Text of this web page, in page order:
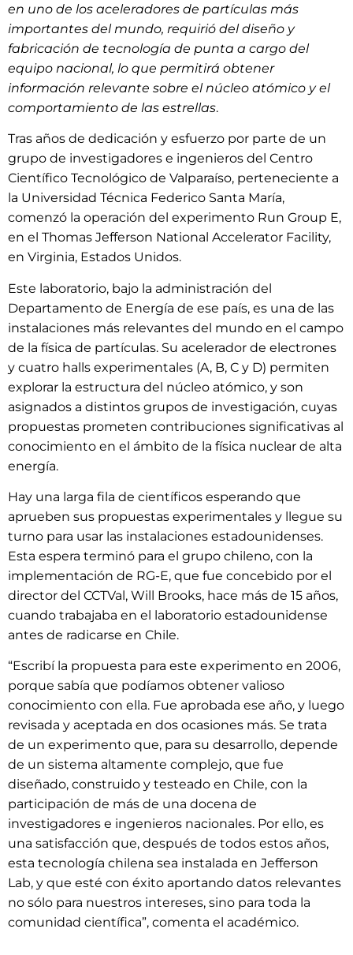
en uno de los aceleradores de partículas más
importantes del mundo, requirió del diseño y
fabricación de tecnología de punta a cargo del
equipo nacional, lo que permitirá obtener
información relevante sobre el núcleo atómico y el
comportamiento de las estrellas.
Tras años de dedicación y esfuerzo por parte de un
grupo de investigadores e ingenieros del Centro
Científico Tecnológico de Valparaíso, perteneciente a
la Universidad Técnica Federico Santa María,
comenzó la operación del experimento Run Group E,
en el Thomas Jefferson National Accelerator Facility,
en Virginia, Estados Unidos.
Este laboratorio, bajo la administración del
Departamento de Energía de ese país, es una de las
instalaciones más relevantes del mundo en el campo
de la física de partículas. Su acelerador de electrones
y cuatro halls experimentales (A, B, C y D) permiten
explorar la estructura del núcleo atómico, y son
asignados a distintos grupos de investigación, cuyas
propuestas prometen contribuciones significativas al
conocimiento en el ámbito de la física nuclear de alta
energía.
Hay una larga fila de científicos esperando que
aprueben sus propuestas experimentales y llegue su
turno para usar las instalaciones estadounidenses.
Esta espera terminó para el grupo chileno, con la
implementación de RG-E, que fue concebido por el
director del CCTVal, Will Brooks, hace más de 15 años,
cuando trabajaba en el laboratorio estadounidense
antes de radicarse en Chile.
“Escribí la propuesta para este experimento en 2006,
porque sabía que podíamos obtener valioso
conocimiento con ella. Fue aprobada ese año, y luego
revisada y aceptada en dos ocasiones más. Se trata
de un experimento que, para su desarrollo, depende
de un sistema altamente complejo, que fue
diseñado, construido y testeado en Chile, con la
participación de más de una docena de
investigadores e ingenieros nacionales. Por ello, es
una satisfacción que, después de todos estos años,
esta tecnología chilena sea instalada en Jefferson
Lab, y que esté con éxito aportando datos relevantes
no sólo para nuestros intereses, sino para toda la
comunidad científica”, comenta el académico.